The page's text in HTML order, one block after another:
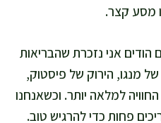
מסע קצר.
הודים אני נזכרת שהבריאות
מנגו, הירוק של פיסטוק,
למלאה יותר. וכשאנחנו
פחות כדי להרגיש טוב.